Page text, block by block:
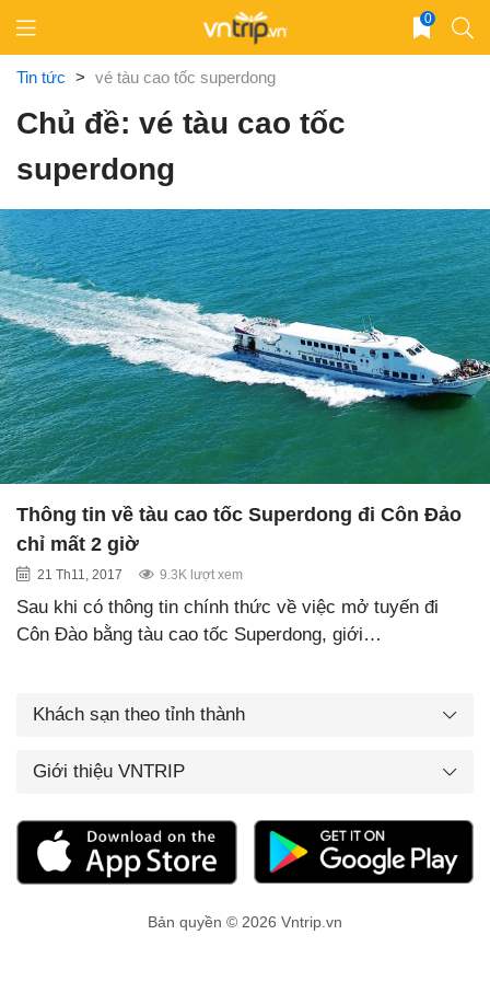
content
0
Tin tức > vé tàu cao tốc superdong
Chủ đề: vé tàu cao tốc
superdong
Thông tin về tàu cao tốc Superdong đi Côn Đảo
chỉ mất 2 giờ
21 Th11, 2017 9.3K lượt xem
Sau khi có thông tin chính thức về việc mở tuyến đi
Côn Đào bằng tàu cao tốc Superdong, giới…
Khách sạn theo tỉnh thành
Giới thiệu VNTRIP
Bản quyền © 2026 Vntrip.vn